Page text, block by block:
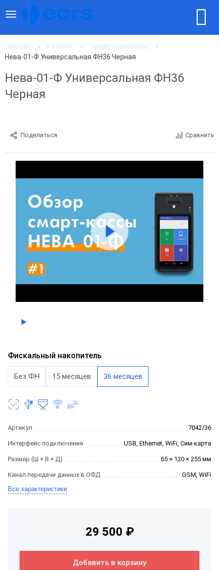
Главная Каталог
Смарт-терминалы
Нева-01-Ф Универсальная ФН36 Черная
Нева-01-Ф Универсальная ФН36
Черная
Поделиться Сравнить
Фискальный накопитель
Без ФН 15 месяцев 36 месяцев
Артикул 7042/36
Интерфейс подключения USB, Ethernet, WiFi, Сим-карта
Размер (Ш × В × Д) 65 × 120 × 255 мм
Канал передачи данных в ОФД
GSM, WiFi
Все характеристики
29 500 ₽
Добавить в корзину